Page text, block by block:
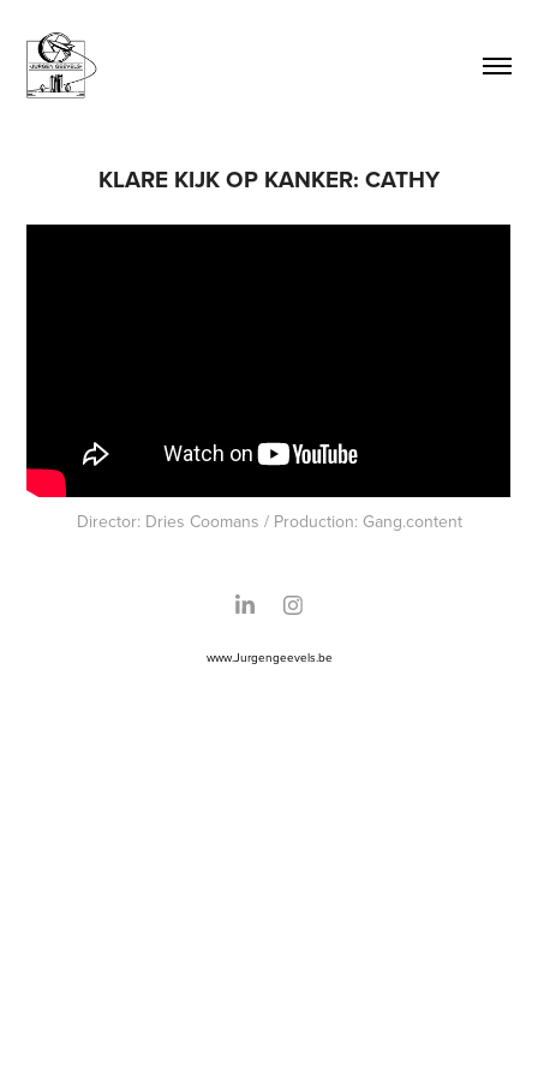
KLARE KIJK OP KANKER: CATHY
Director: Dries Coomans / Production: Gang.content
www.Jurgengeevels.be